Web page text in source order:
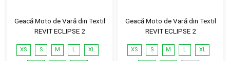
Geacă Moto de Vară din Textil
REVIT ECLIPSE 2
XS S M L XL
Geacă Moto de Vară din Textil
REVIT ECLIPSE 2
XS S M L XL